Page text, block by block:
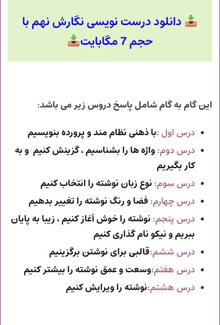
دانلود درست نویسی نگارش نهم با
حجم 7 مگابایت
این گام به گام شامل پاسخ دروس زیر می باشد:
درس اول :با ذهنی نظام مند و پرورده بنویسیم
درس دوم: واژه ها را بشناسیم ، گزینش کنیم و به
کار بگیریم
درس سوم: نوع زبان نوشته را انتخاب کنیم
درس چهارم: فضا و رنگ نوشته را تغییر بدهیم
درس پنجم: نوشته را خوش آغاز کنیم ، زیبا به پایان
ببریم و نیکو نام گذاری کنیم
درس ششم:قالبی برای نوشتن برگزینیم
درس هفتم:وسعت و عمق نوشته را بیشتر کنیم
درس هشتم:نوشته را ویرایش کنیم